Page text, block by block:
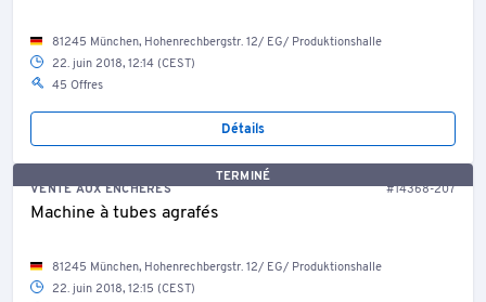
81245 München, Hohenrechbergstr. 12/ EG/ Produktionshalle
22. juin 2018, 12:14 (CEST)
45 Offres
Détails
TERMINÉ
VENTE AUX ENCHÈRES
#14368-207
Machine à tubes agrafés
81245 München, Hohenrechbergstr. 12/ EG/ Produktionshalle
22. juin 2018, 12:15 (CEST)